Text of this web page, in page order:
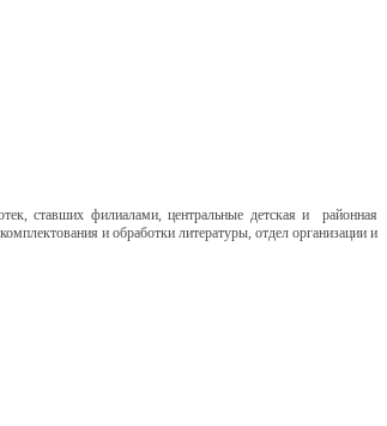
ставших филиалами, центральные детская и районная
и обработки литературы, отдел организации и